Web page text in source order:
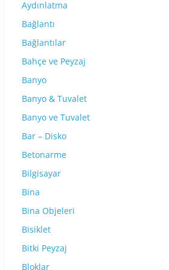
Aydınlatma
Bağlantı
Bağlantılar
Bahçe ve Peyzaj
Banyo
Banyo & Tuvalet
Banyo ve Tuvalet
Bar – Disko
Betonarme
Bilgisayar
Bina
Bina Objeleri
Bisiklet
Bitki Peyzaj
Bloklar